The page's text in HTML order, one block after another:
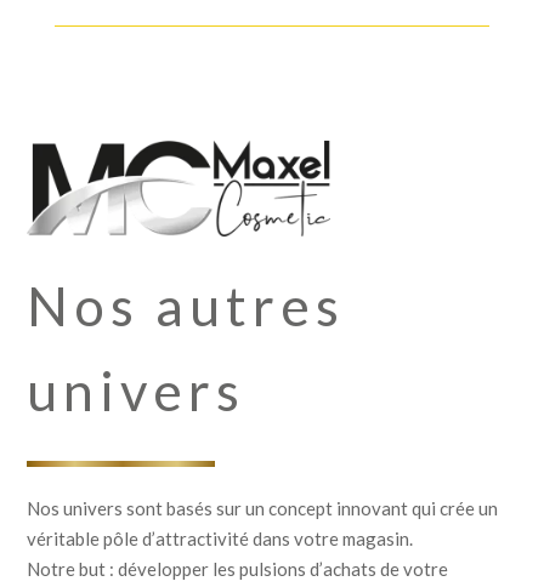
Nos autres
univers
Nos univers sont basés sur un concept innovant qui crée un
véritable pôle d’attractivité dans votre magasin.
Notre but : développer les pulsions d’achats de votre